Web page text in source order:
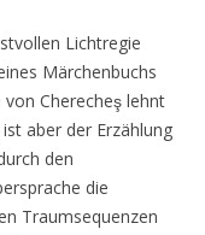
Lichtregie
Märchenbuchs
Cherecheş lehnt
aber der Erzählung
den
die
Traumsequenzen